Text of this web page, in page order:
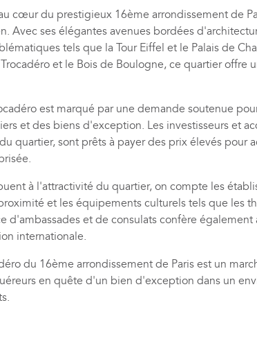
cœur du prestigieux 16ème arrondissement de
Avec ses élégantes avenues bordées
tels que la Tour Eiffel et le Palais de
et le Bois de Boulogne, ce quartier offre
est marqué par une demande soutenue
et des biens d'exception. Les investisseurs et
quartier, sont prêts à payer des prix élevés pour
à l'attractivité du quartier, on compte les
et les équipements culturels tels que les
d'ambassades et de consulats confère également
internationale.
du 16ème arrondissement de Paris est un
en quête d'un bien d'exception dans un